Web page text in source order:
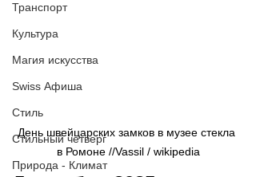
Транспорт
Культура
Магия искусства
Swiss Афиша
Стиль
Стильный четверг
Природа - Климат
День швейцарских замков в музее стекла
в Ромоне //Vassil / wikipedia